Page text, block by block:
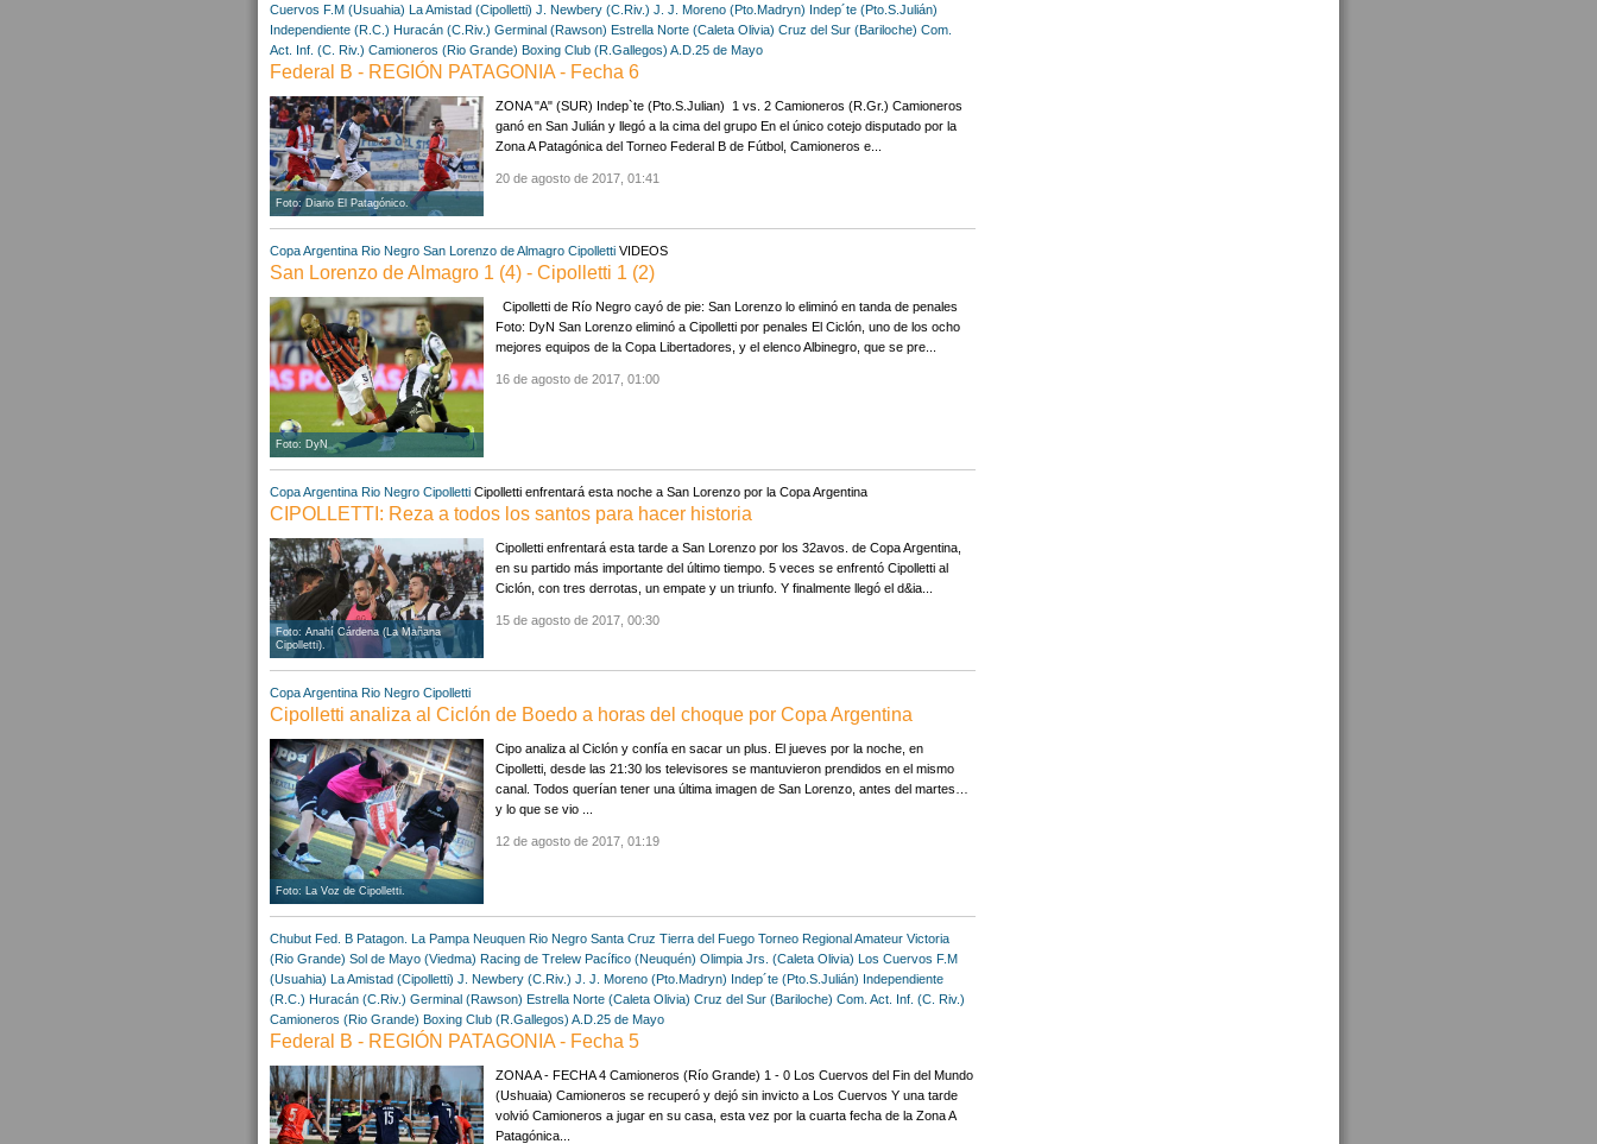
Cuervos F.M (Usuahia) La Amistad (Cipolletti) J. Newbery (C.Riv.) J. J. Moreno (Pto.Madryn) Indep´te (Pto.S.Julián)
Independiente (R.C.) Huracán (C.Riv.) Germinal (Rawson) Estrella Norte (Caleta Olivia) Cruz del Sur (Bariloche) Com.
Act. Inf. (C. Riv.) Camioneros (Rio Grande) Boxing Club (R.Gallegos) A.D.25 de Mayo
Federal B - REGIÓN PATAGONIA - Fecha 6
Foto: Diario El Patagónico.
ZONA "A" (SUR) Indep`te (Pto.S.Julian) 1 vs. 2 Camioneros (R.Gr.) Camioneros
ganó en San Julián y llegó a la cima del grupo En el único cotejo disputado por la
Zona A Patagónica del Torneo Federal B de Fútbol, Camioneros e...
20 de agosto de 2017, 01:41
Copa Argentina Rio Negro San Lorenzo de Almagro Cipolletti VIDEOS
San Lorenzo de Almagro 1 (4) - Cipolletti 1 (2)
Foto: DyN
Cipolletti de Río Negro cayó de pie: San Lorenzo lo eliminó en tanda de penales
Foto: DyN San Lorenzo eliminó a Cipolletti por penales El Ciclón, uno de los ocho
mejores equipos de la Copa Libertadores, y el elenco Albinegro, que se pre...
16 de agosto de 2017, 01:00
Copa Argentina Rio Negro Cipolletti Cipolletti enfrentará esta noche a San Lorenzo por la Copa Argentina
CIPOLLETTI: Reza a todos los santos para hacer historia
Foto: Anahí Cárdena (La Mañana
Cipolletti).
Cipolletti enfrentará esta tarde a San Lorenzo por los 32avos. de Copa Argentina,
en su partido más importante del último tiempo. 5 veces se enfrentó Cipolletti al
Ciclón, con tres derrotas, un empate y un triunfo. Y finalmente llegó el d&ia...
15 de agosto de 2017, 00:30
Copa Argentina Rio Negro Cipolletti
Cipolletti analiza al Ciclón de Boedo a horas del choque por Copa Argentina
Foto: La Voz de Cipolletti.
Cipo analiza al Ciclón y confía en sacar un plus. El jueves por la noche, en
Cipolletti, desde las 21:30 los televisores se mantuvieron prendidos en el mismo
canal. Todos querían tener una última imagen de San Lorenzo, antes del martes…
y lo que se vio ...
12 de agosto de 2017, 01:19
Chubut Fed. B Patagon. La Pampa Neuquen Rio Negro Santa Cruz Tierra del Fuego Torneo Regional Amateur Victoria
(Rio Grande) Sol de Mayo (Viedma) Racing de Trelew Pacífico (Neuquén) Olimpia Jrs. (Caleta Olivia) Los Cuervos F.M
(Usuahia) La Amistad (Cipolletti) J. Newbery (C.Riv.) J. J. Moreno (Pto.Madryn) Indep´te (Pto.S.Julián) Independiente
(R.C.) Huracán (C.Riv.) Germinal (Rawson) Estrella Norte (Caleta Olivia) Cruz del Sur (Bariloche) Com. Act. Inf. (C. Riv.)
Camioneros (Rio Grande) Boxing Club (R.Gallegos) A.D.25 de Mayo
Federal B - REGIÓN PATAGONIA - Fecha 5
ZONA A - FECHA 4 Camioneros (Río Grande) 1 - 0 Los Cuervos del Fin del Mundo
(Ushuaia) Camioneros se recuperó y dejó sin invicto a Los Cuervos Y una tarde
volvió Camioneros a jugar en su casa, esta vez por la cuarta fecha de la Zona A
Patagónica...